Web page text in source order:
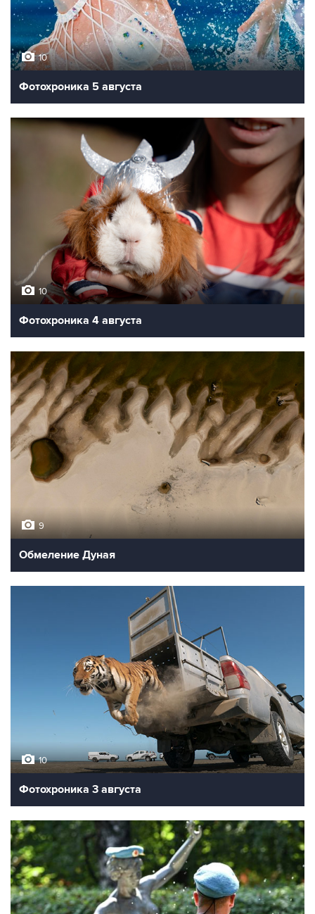
10
Фотохроника 5 августа
10
Фотохроника 4 августа
9
Обмеление Дуная
10
Фотохроника 3 августа